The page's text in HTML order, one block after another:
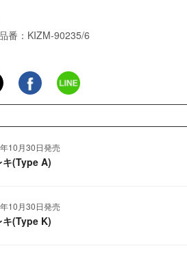
番：KIZM-90235/6
10月30日発売
キ(Type A)
10月30日発売
キ(Type K)